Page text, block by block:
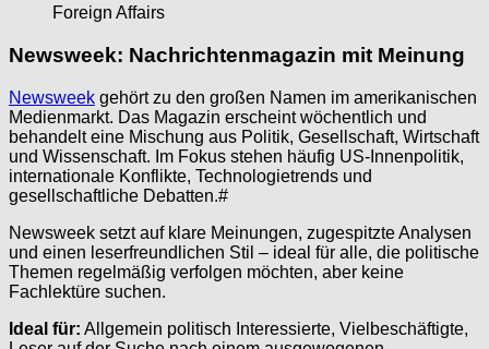
Foreign Affairs
Newsweek: Nachrichtenmagazin mit Meinung
Newsweek gehört zu den großen Namen im amerikanischen
Medienmarkt. Das Magazin erscheint wöchentlich und
behandelt eine Mischung aus Politik, Gesellschaft, Wirtschaft
und Wissenschaft. Im Fokus stehen häufig US-Innenpolitik,
internationale Konflikte, Technologietrends und
gesellschaftliche Debatten.#
Newsweek setzt auf klare Meinungen, zugespitzte Analysen
und einen leserfreundlichen Stil – ideal für alle, die politische
Themen regelmäßig verfolgen möchten, aber keine
Fachlektüre suchen.
Ideal für: Allgemein politisch Interessierte, Vielbeschäftigte,